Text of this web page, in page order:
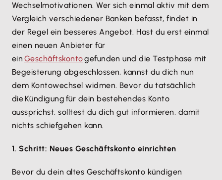
Wechselmotivationen. Wer sich einmal aktiv mit dem
Vergleich verschiedener Banken befasst, findet in
der Regel ein besseres Angebot. Hast du erst einmal
einen neuen Anbieter für
ein Geschäftskontogefunden und die Testphase mit
Begeisterung abgeschlossen, kannst du dich nun
dem Kontowechsel widmen. Bevor du tatsächlich
die Kündigung für dein bestehendes Konto
aussprichst, solltest du dich gut informieren, damit
nichts schiefgehen kann.
1. Schritt: Neues Geschäftskonto einrichten
Bevor du dein altes Geschäftskonto kündigen